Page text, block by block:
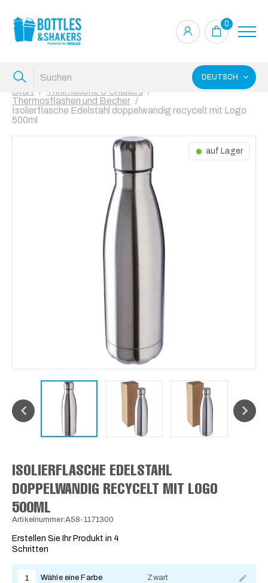
0
DEUTSCH
Start
Trinkflasche & Shakers
Thermosflashen und Becher
Isolierflasche Edelstahl doppelwandig recycelt mit Logo
500ml
auf Lager
ISOLIERFLASCHE EDELSTAHL
DOPPELWANDIG RECYCELT MIT LOGO
500ML
Artikelnummer:A58-1171300
Erstellen Sie Ihr Produkt in 4
Schritten
1 Wähle eine Farbe Zwart